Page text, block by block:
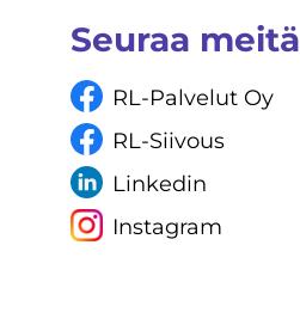
Seuraa meitä
RL-Palvelut Oy
RL-Siivous
Linkedin
Instagram